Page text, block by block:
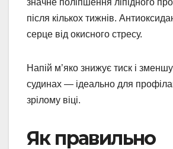
після кількох тижнів.
серце від окисного стресу.
Напій м’яко знижує тиск і
судинах — ідеально для
зрілому віці.
Як правильно